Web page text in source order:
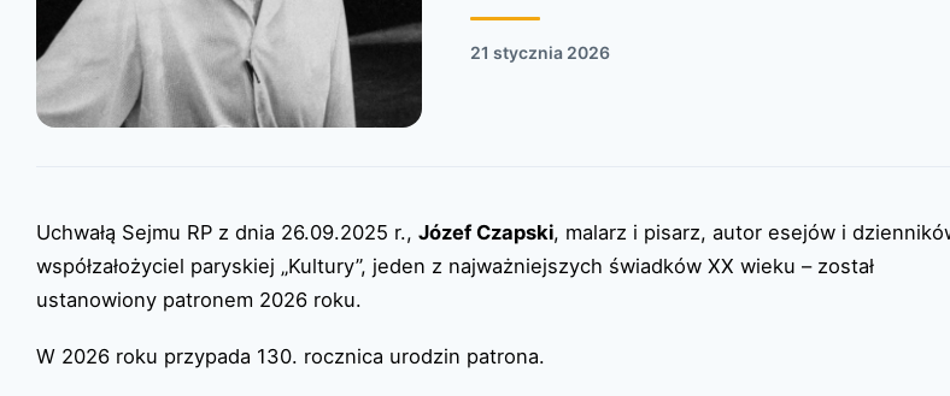
21 stycznia 2026
Uchwałą Sejmu RP z dnia 26.09.2025 r., Józef Czapski, malarz i pisarz, autor esejów i
współzałożyciel paryskiej „Kultury”, jeden z najważniejszych świadków XX wieku – został
ustanowiony patronem 2026 roku.
W 2026 roku przypada 130. rocznica urodzin patrona.